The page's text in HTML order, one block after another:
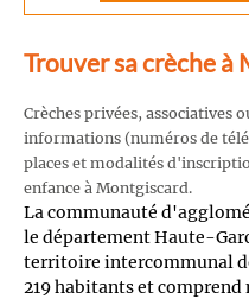
Trouver sa crèche à
Crèches privées, associatives
informations (numéros de
places et modalités
enfance à Montgiscard.
La communauté
le département Haute-
territoire intercommunal
219 habitants et